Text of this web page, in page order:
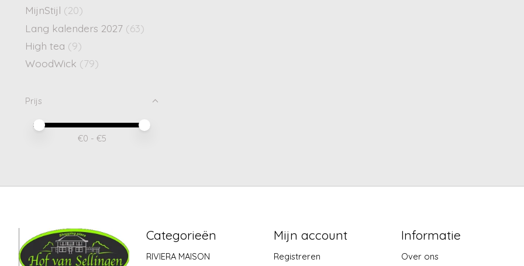
MijnStijl (20)
Lang kalenders 2027 (63)
High tea (9)
WoodWick (79)
Prijs
Minimale prijswaarde
Price maximum value
€0 - €5
Categorieën
RIVIERA MAISON
Mijn account
Registreren
Informatie
Over ons